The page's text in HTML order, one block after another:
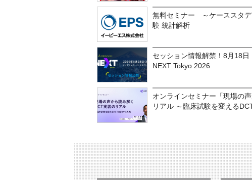
無料セミナー ～ケーススタ
験 統計解析
セッション情報解禁！8月18
NEXT Tokyo 2026
オンラインセミナー「現場の
リアル ～臨床試験を変える